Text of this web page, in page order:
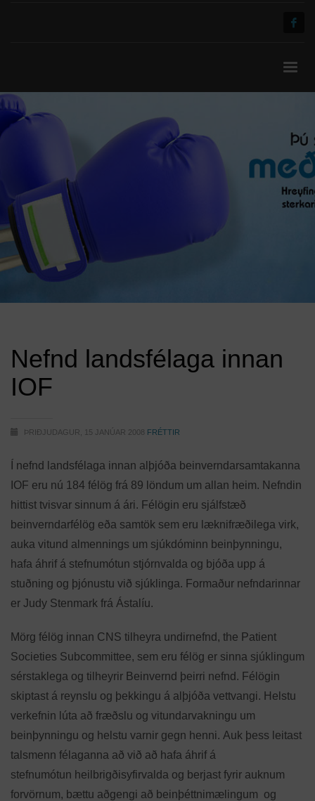
Nefnd landsfélaga innan
IOF
ÞRIÐJUDAGUR, 15 JANÚAR 2008 FRÉTTIR
Í nefnd landsfélaga innan alþjóða beinverndarsamtakanna
IOF eru nú 184 félög frá 89 löndum um allan heim. Nefndin
hittist tvisvar sinnum á ári. Félögin eru sjálfstæð
beinverndarfélög eða samtök sem eru læknifræðilega virk,
auka vitund almennings um sjúkdóminn beinþynningu,
hafa áhrif á stefnumótun stjórnvalda og bjóða upp á
stuðning og þjónustu við sjúklinga. Formaður nefndarinnar
er Judy Stenmark frá Ástalíu.
Mörg félög innan CNS tilheyra undirnefnd, the Patient
Societies Subcommittee, sem eru félög er sinna sjúklingum
sérstaklega og tilheyrir Beinvernd þeirri nefnd. Félögin
skiptast á reynslu og þekkingu á alþjóða vettvangi. Helstu
verkefnin lúta að fræðslu og vitundarvakningu um
beinþynningu og helstu varnir gegn henni. Auk þess leitast
talsmenn félaganna að við að hafa áhrif á
stefnumótun heilbrigðisyfirvalda og berjast fyrir auknum
forvörnum, bættu aðgengi að beinþéttnimælingum og